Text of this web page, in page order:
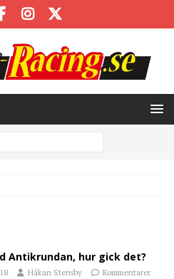
Antikrundan, hur gick det?
Håkan Stensby
Kommentarer